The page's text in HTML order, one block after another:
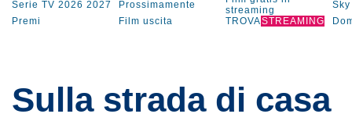
Serie TV 2026 2027 Prossimamente
streaming
Sky
Premi
Film uscita TROVASTREAMING
Sulla strada di casa